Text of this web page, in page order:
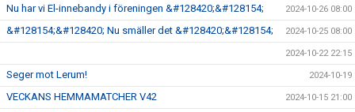
Nu har vi El-innebandy i föreningen &#128420;&#128154; 2024-10-26 08:00
&#128154;&#128420; Nu smäller det &#128420;&#128154; 2024-10-25 08:00
2024-10-22 22:15
Seger mot Lerum! 2024-10-19
VECKANS HEMMAMATCHER V42 2024-10-15 21:00